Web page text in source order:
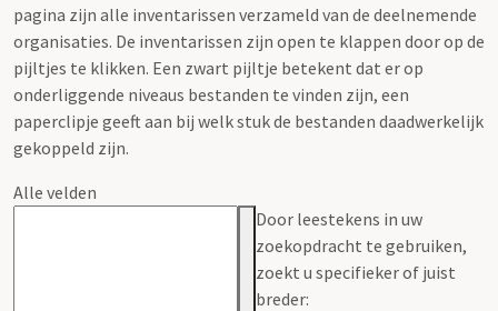
pagina zijn alle inventarissen verzameld van de deelnemende
organisaties. De inventarissen zijn open te klappen door op de
pijltjes te klikken. Een zwart pijltje betekent dat er op
onderliggende niveaus bestanden te vinden zijn, een
paperclipje geeft aan bij welk stuk de bestanden daadwerkelijk
gekoppeld zijn.
Alle velden
Door leestekens in uw
zoekopdracht te gebruiken,
zoekt u specifieker of juist
breder: